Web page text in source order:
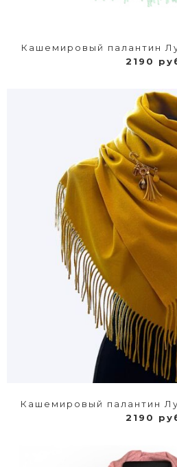
Кашемировый палантин
2190
Кашемировый палантин
2190